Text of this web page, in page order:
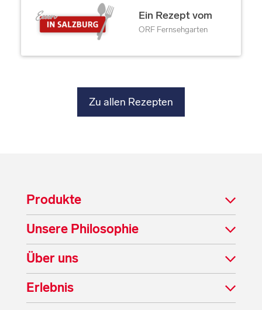
Ein Rezept vom
ORF Fernsehgarten
Zu allen Rezepten
Produkte
Unsere Philosophie
Über uns
Erlebnis